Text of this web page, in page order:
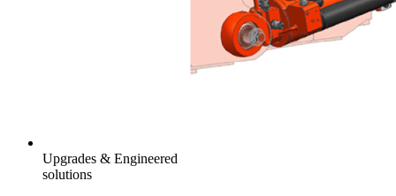
Upgrades & Engineered
solutions